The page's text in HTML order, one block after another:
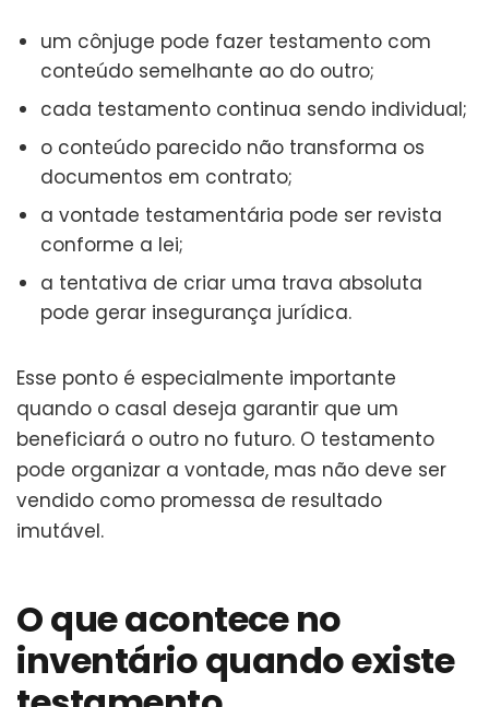
um cônjuge pode fazer testamento com
conteúdo semelhante ao do outro;
cada testamento continua sendo individual;
o conteúdo parecido não transforma os
documentos em contrato;
a vontade testamentária pode ser revista
conforme a lei;
a tentativa de criar uma trava absoluta
pode gerar insegurança jurídica.
Esse ponto é especialmente importante
quando o casal deseja garantir que um
beneficiará o outro no futuro. O testamento
pode organizar a vontade, mas não deve ser
vendido como promessa de resultado
imutável.
O que acontece no
inventário quando existe